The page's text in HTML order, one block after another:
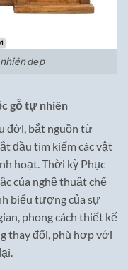
đẹp
gỗ tự nhiên
đời, bắt nguồn từ
đầu tìm kiếm các vật
hoạt. Thời kỳ Phục
của nghệ thuật chế
biểu tượng của sự
phong cách thiết kế
thay đổi, phù hợp với